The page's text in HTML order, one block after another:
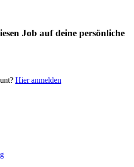
Job auf deine persönliche
Hier anmelden